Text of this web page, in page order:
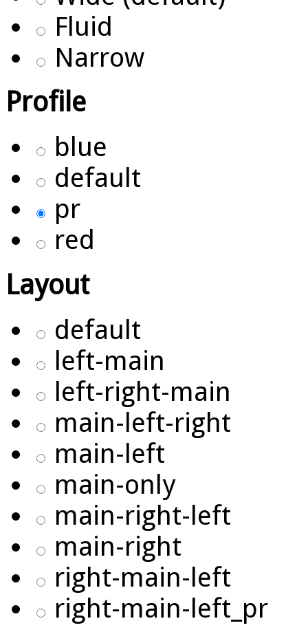
Fluid
Narrow
Profile
blue
default
pr
red
Layout
default
left-main
left-right-main
main-left-right
main-left
main-only
main-right-left
main-right
right-main-left
right-main-left_pr